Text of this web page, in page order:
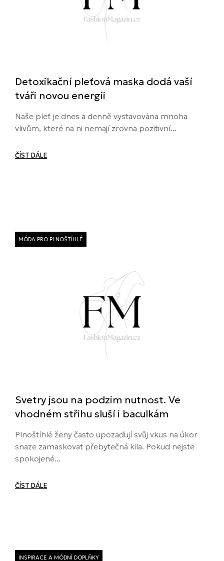
Detoxikační pleťová maska dodá vaší
tváři novou energii
Naše pleť je dnes a denně vystavována mnoha
vlivům, které na ni nemají zrovna pozitivní...
ČÍST DÁLE
MÓDA PRO PLNOŠTÍHLÉ
Svetry jsou na podzim nutnost. Ve
vhodném střihu sluší i baculkám
Plnoštíhlé ženy často upozaďují svůj vkus na úkor
snaze zamaskovat přebytečná kila. Pokud nejste
spokojené...
ČÍST DÁLE
INSPIRACE A MÓDNÍ DOPLŇKY